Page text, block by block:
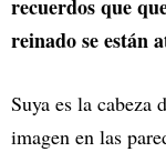
recuerdos que
reinado se están
Suya es la cabeza
imagen en las